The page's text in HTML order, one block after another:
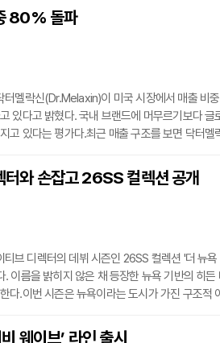
했다. 이를 통해 세안 후에도 피부 보습 장벽을
에서는 포인트 메이크업에 대해 86.89%의 세정
80% 돌파
멜락신(Dr.Melaxin)이 미국 시장에서 매출 비
있다고 밝혔다. 국내 브랜드에 머무르기보다 글
고 있다는 평가다.최근 매출 구조를 보면 닥터멜
터멜락신은 브랜드 초기 단계부터 특정 국가가 아
코스메틱 특성을 고려해 기능성과 성분 안정성에
터와 손잡고 26SS 컬렉션 공개
티브 디렉터의 데뷔 시즌인 26SS 컬렉션 '더 뉴
이름을 밝히지 않은 채 등장한 뉴욕 기반의 히든
다.이번 시즌은 뉴욕이라는 도시가 가진 구조적
리즘 속에서도 강한 존재감을 남기는 디자인은 브
웨이브’ 라인 출시